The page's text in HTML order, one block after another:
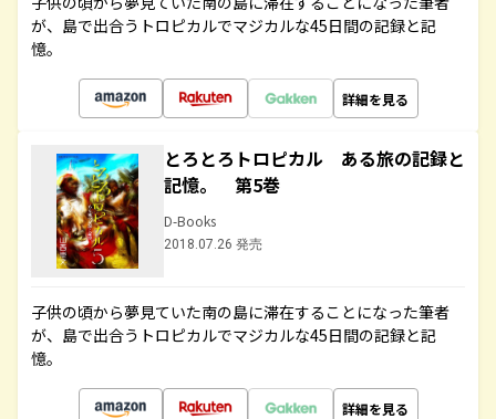
が、島で出合うトロピカルでマジカルな45日間の記録と記
憶。
詳細を見る
とろとろトロピカル ある旅の記録と
記憶。 第5巻
D-Books
2018.07.26 発売
子供の頃から夢見ていた南の島に滞在することになった筆者
が、島で出合うトロピカルでマジカルな45日間の記録と記
憶。
詳細を見る